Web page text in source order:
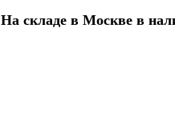
На складе в Москве в